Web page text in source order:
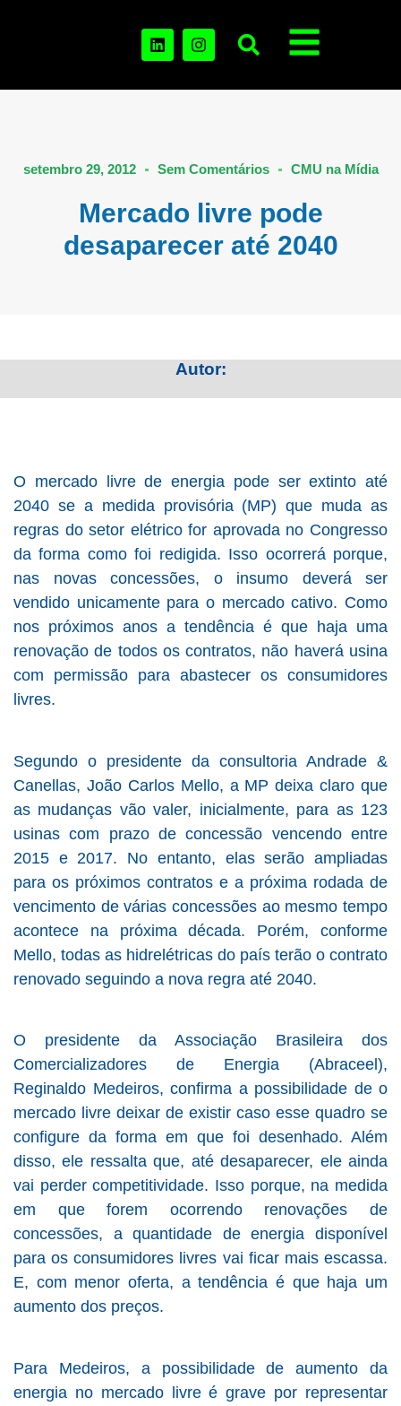
setembro 29, 2012 Sem Comentários CMU na Mídia
Mercado livre pode
desaparecer até 2040
Autor:
O mercado livre de energia pode ser extinto até
2040 se a medida provisória (MP) que muda as
regras do setor elétrico for aprovada no Congresso
da forma como foi redigida. Isso ocorrerá porque,
nas novas concessões, o insumo deverá ser
vendido unicamente para o mercado cativo. Como
nos próximos anos a tendência é que haja uma
renovação de todos os contratos, não haverá usina
com permissão para abastecer os consumidores
livres.
Segundo o presidente da consultoria Andrade &
Canellas, João Carlos Mello, a MP deixa claro que
as mudanças vão valer, inicialmente, para as 123
usinas com prazo de concessão vencendo entre
2015 e 2017. No entanto, elas serão ampliadas
para os próximos contratos e a próxima rodada de
vencimento de várias concessões ao mesmo tempo
acontece na próxima década. Porém, conforme
Mello, todas as hidrelétricas do país terão o contrato
renovado seguindo a nova regra até 2040.
O presidente da Associação Brasileira dos
Comercializadores de Energia (Abraceel),
Reginaldo Medeiros, confirma a possibilidade de o
mercado livre deixar de existir caso esse quadro se
configure da forma em que foi desenhado. Além
disso, ele ressalta que, até desaparecer, ele ainda
vai perder competitividade. Isso porque, na medida
em que forem ocorrendo renovações de
concessões, a quantidade de energia disponível
para os consumidores livres vai ficar mais escassa.
E, com menor oferta, a tendência é que haja um
aumento dos preços.
Para Medeiros, a possibilidade de aumento da
energia no mercado livre é grave por representar